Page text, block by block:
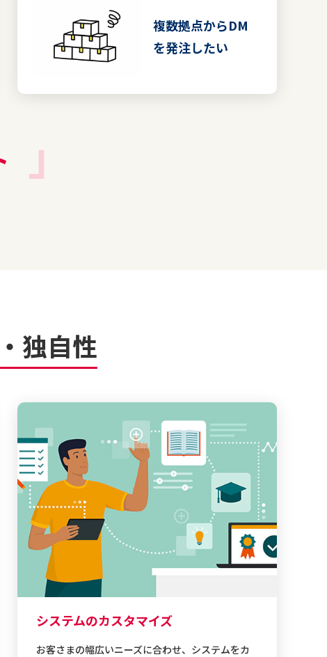
複数拠点からDM
を発注したい
独自性
システムのカスタマイズ
お客さまの幅広いニーズに合わせ、システムをカ